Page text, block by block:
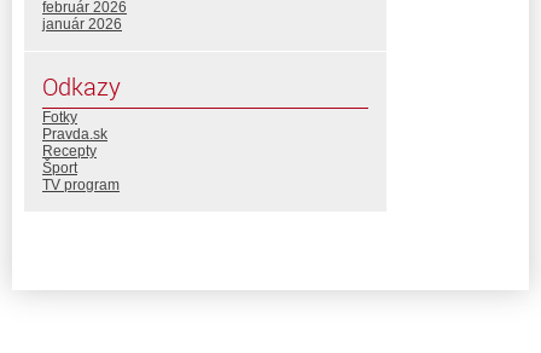
február 2026
január 2026
Odkazy
Fotky
Pravda.sk
Recepty
Šport
TV program